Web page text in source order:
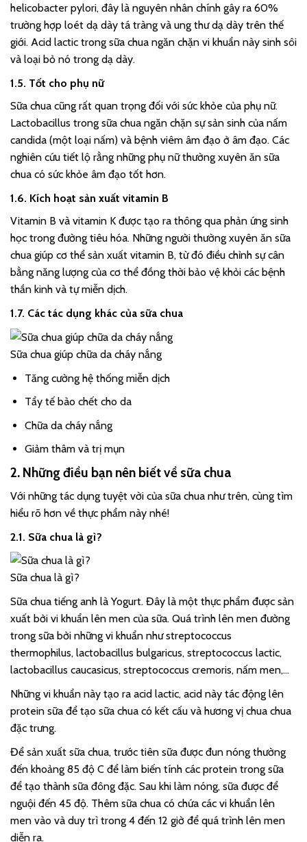
helicobacter pylori, đây là nguyên nhân chính gây ra 60%
trường hợp loét dạ dày tá tràng và ung thư dạ dày trên thế
giới. Acid lactic trong sữa chua ngăn chặn vi khuẩn này sinh sôi
và loại bỏ nó trong dạ dày.
1.5. Tốt cho phụ nữ
Sữa chua cũng rất quan trọng đối với sức khỏe của phụ nữ.
Lactobacillus trong sữa chua ngăn chặn sự sản sinh của nấm
candida (một loại nấm) và bệnh viêm âm đạo ở âm đạo. Các
nghiên cứu tiết lộ rằng những phụ nữ thường xuyên ăn sữa
chua có sức khỏe âm đạo tốt hơn.
1.6. Kích hoạt sản xuất vitamin B
Vitamin B và vitamin K được tạo ra thông qua phản ứng sinh
học trong đường tiêu hóa. Những người thường xuyên ăn sữa
chua giúp cơ thể sản xuất vitamin B, từ đó điều chỉnh sự cân
bằng năng lượng của cơ thể đồng thời bảo vệ khỏi các bệnh
thần kinh và tự miễn dịch.
1.7. Các tác dụng khác của sữa chua
Sữa chua giúp chữa da cháy nắng
Tăng cường hệ thống miễn dịch
Tẩy tế bào chết cho da
Chữa da cháy nắng
Giảm thâm và trị mụn
2. Những điều bạn nên biết về sữa chua
Với những tác dụng tuyệt vời của sữa chua như trên, cùng tìm
hiểu rõ hơn về thực phẩm này nhé!
2.1. Sữa chua là gì?
Sữa chua là gì?
Sữa chua tiếng anh là Yogurt. Đây là một thực phẩm được sản
xuất bởi vi khuẩn lên men của sữa. Quá trình lên men đường
trong sữa bởi những vi khuẩn như streptococcus
thermophilus, lactobacillus bulgaricus, streptococcus lactic,
lactobacillus caucasicus, streptococcus cremoris, nấm men,…
Những vi khuẩn này tạo ra acid lactic, acid này tác động lên
protein sữa để tạo sữa chua có kết cấu và hương vị chua chua
đặc trưng.
Để sản xuất sữa chua, trước tiên sữa được đun nóng thường
đến khoảng 85 độ C để làm biến tính các protein trong sữa
để tạo thành sữa đông đặc. Sau khi làm nóng, sữa được để
nguội đến 45 độ. Thêm sữa chua có chứa các vi khuẩn lên
men vào và duy trì trong 4 đến 12 giờ để quá trình lên men
diễn ra.